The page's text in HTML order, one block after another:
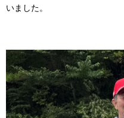
いました。